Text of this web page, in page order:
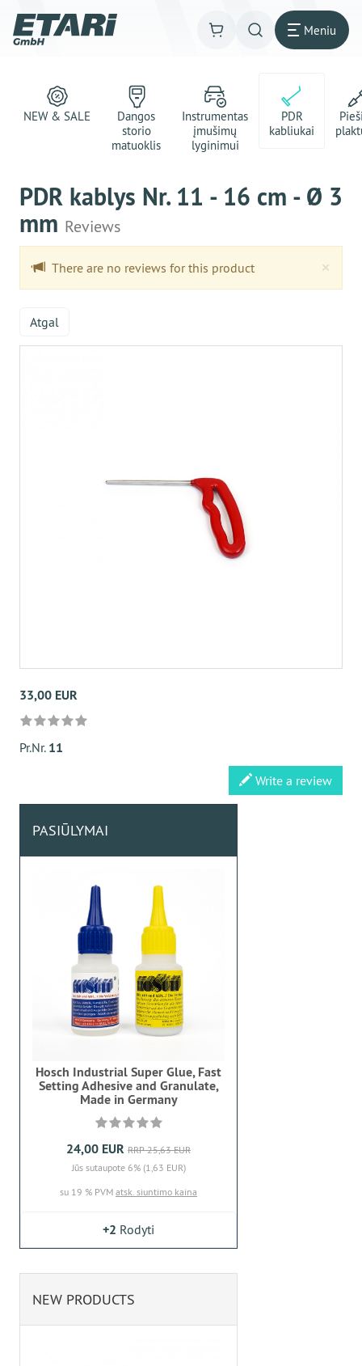
Meniu
NEW & SALE
Dangos
storio
matuoklis
Instrumentas
įmušimų
lyginimui
PDR
kabliukai
PDR kablys Nr. 11 - 16 cm - Ø 3
mm Reviews
×
There are no reviews for this product
Atgal
33,00 EUR
Pr.Nr. 11
Write a review
PASIŪLYMAI
Hosch Industrial Super Glue, Fast
Setting Adhesive and Granulate,
Made in Germany
24,00 EUR RRP 25,63 EUR
Jūs sutaupote 6% (1,63 EUR)
su 19 % PVM atsk. siuntimo kaina
+2 Rodyti
NEW PRODUCTS